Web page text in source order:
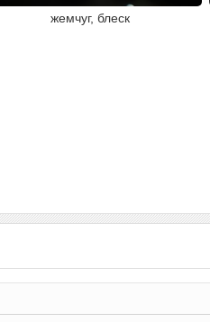
жемчуг, блеск